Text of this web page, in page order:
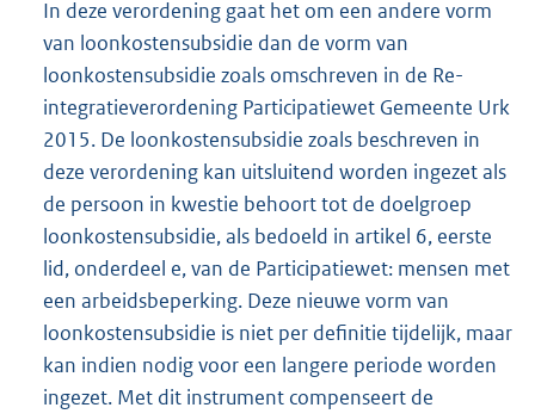
In deze verordening gaat het om een andere vorm
van loonkostensubsidie dan de vorm van
loonkostensubsidie zoals omschreven in de Re-
integratieverordening Participatiewet Gemeente Urk
2015. De loonkostensubsidie zoals beschreven in
deze verordening kan uitsluitend worden ingezet als
de persoon in kwestie behoort tot de doelgroep
loonkostensubsidie, als bedoeld in artikel 6, eerste
lid, onderdeel e, van de Participatiewet: mensen met
een arbeidsbeperking. Deze nieuwe vorm van
loonkostensubsidie is niet per definitie tijdelijk, maar
kan indien nodig voor een langere periode worden
ingezet. Met dit instrument compenseert de